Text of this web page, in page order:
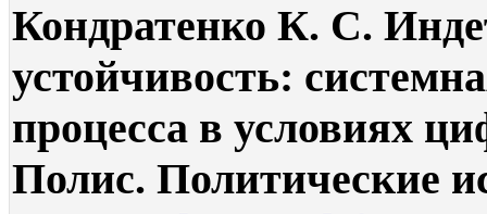
Кондратенко К. С.
устойчивость:
процесса в условиях
Полис. Политические